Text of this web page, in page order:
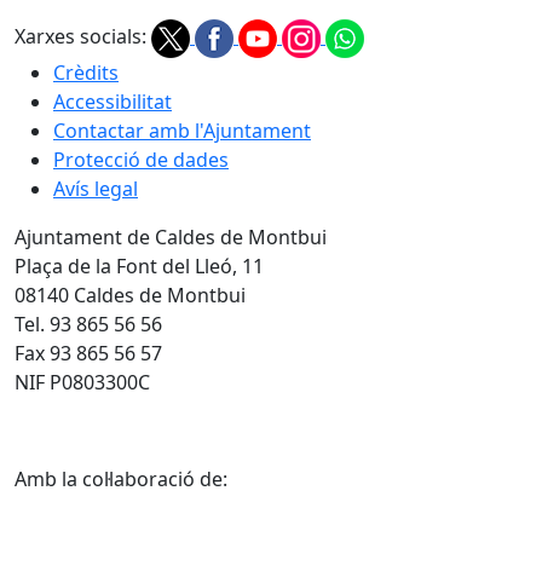
Xarxes socials:
Crèdits
Accessibilitat
Contactar amb l'Ajuntament
Protecció de dades
Avís legal
Ajuntament de Caldes de Montbui
Plaça de la Font del Lleó, 11
08140 Caldes de Montbui
Tel. 93 865 56 56
Fax 93 865 56 57
NIF P0803300C
Amb la col·laboració de: